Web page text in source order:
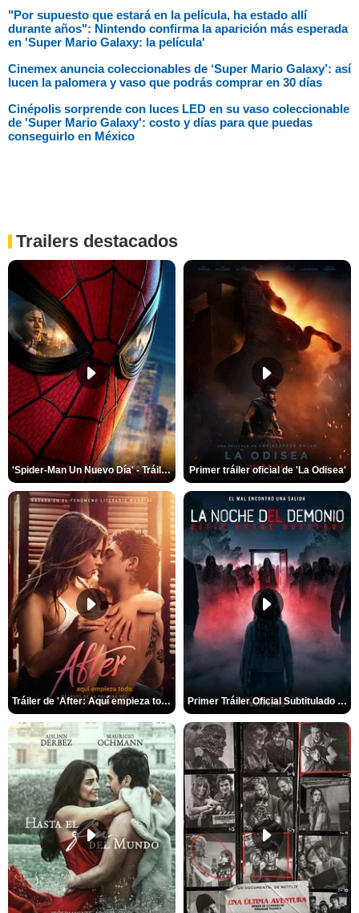
"Por supuesto que estará en la película, ha estado allí
durante años": Nintendo confirma la aparición más esperada
en 'Super Mario Galaxy: la película'
Cinemex anuncia coleccionables de ‘Super Mario Galaxy’: así
lucen la palomera y vaso que podrás comprar en 30 días
Cinépolis sorprende con luces LED en su vaso coleccionable
de 'Super Mario Galaxy': costo y días para que puedas
conseguirlo en México
Trailers destacados
'Spider-Man Un Nuevo Día' - Tráiler oficial subtitulado Primer tráiler oficial de 'La Odisea'
Tráiler de 'After: Aquí empieza todo' Primer Tráiler Oficial Subtitulado de 'La Noche Del Demonio: Están Entre Nosotros'